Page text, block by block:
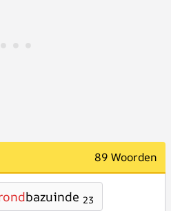
89 Woorden
bazuinde 23